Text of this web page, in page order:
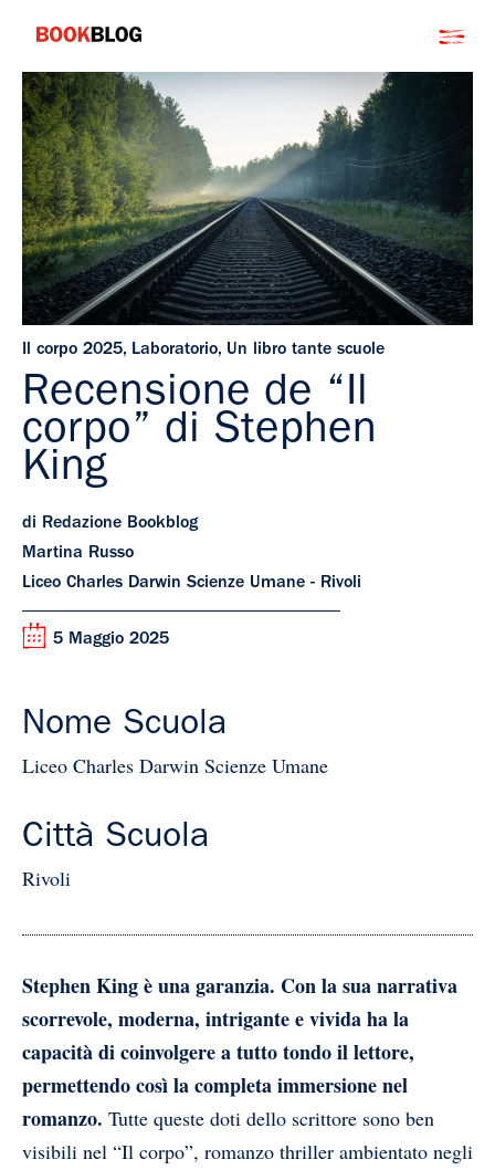
contenuto
Bookblog
Il corpo 2025, Laboratorio, Un libro tante scuole
Recensione de “Il
corpo” di Stephen
King
di Redazione Bookblog
Martina Russo
Liceo Charles Darwin Scienze Umane - Rivoli
5 Maggio 2025
Nome Scuola
Liceo Charles Darwin Scienze Umane
Città Scuola
Rivoli
Stephen King è una garanzia. Con la sua narrativa
scorrevole, moderna, intrigante e vivida ha la
capacità di coinvolgere a tutto tondo il lettore,
permettendo così la completa immersione nel
romanzo. Tutte queste doti dello scrittore sono ben
visibili nel “Il corpo”, romanzo thriller ambientato negli